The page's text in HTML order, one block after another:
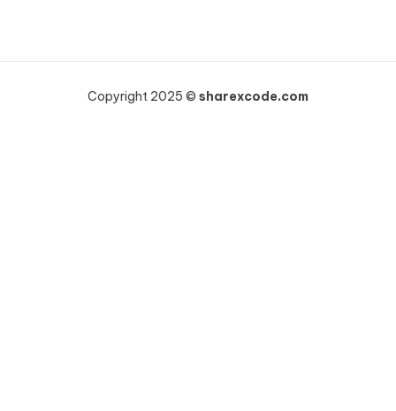
Copyright 2025 © sharexcode.com